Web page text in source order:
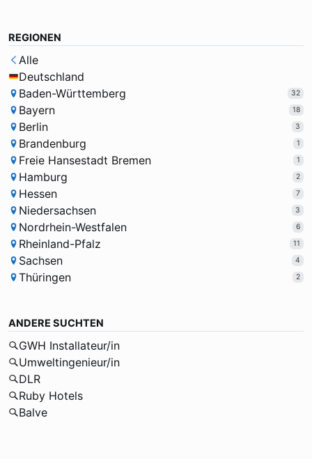
REGIONEN
Alle
Deutschland
Baden-Württemberg
32
Bayern 18
Berlin 3
Brandenburg 1
Freie Hansestadt Bremen 1
Hamburg 2
Hessen 7
Niedersachsen 3
Nordrhein-Westfalen 6
Rheinland-Pfalz 11
Sachsen 4
Thüringen 2
ANDERE SUCHTEN
GWH Installateur/in
Umweltingenieur/in
DLR
Ruby Hotels
Balve